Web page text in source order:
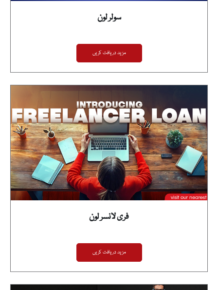
سولر لون
مزید دریافت کریں
فری لانسر لون
مزید دریافت کریں